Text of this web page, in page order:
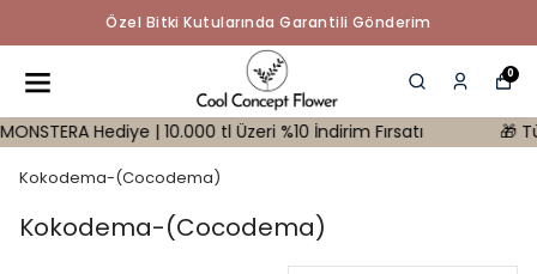
Özel Bitki Kutularında Garantili Gönderim
0
| 10.000 tl Üzeri %10 İndirim Fırsatı 🎁 Tüm
Kokodema-(Cocodema)
Kokodema-(Cocodema)